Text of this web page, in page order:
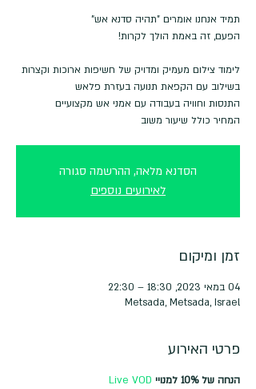
לימוד צילום מעמיק ומדויק של חשיפות ארוכות וקצרות
המחיר כולל שיעור משוב
הסדנא מלאה, ההרשמה סגורה
לאירועים נוספים
זמן ומיקום
04 במאי 2023, 18:30 – 22:30
Metsada, Metsada, Israel
פרטי האירוע
הנחה של 10% למנויי
Live VOD